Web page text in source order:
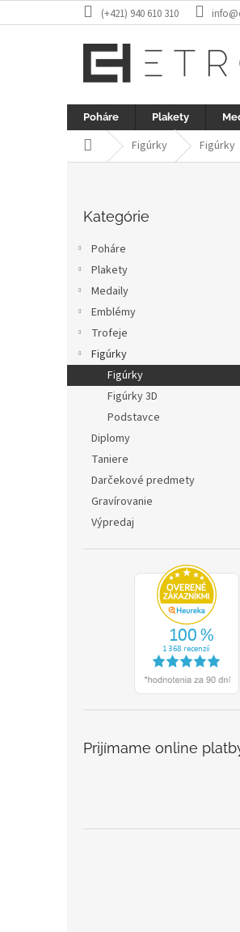
na
(+421) 940 610 310
Poháre Plakety
DomovFigúrky Figúrky
kategórie
Kategórie
Poháre
Plakety
Medaily
Emblémy
Trofeje
Figúrky
Figúrky
Figúrky 3D
Podstavce
Diplomy
Taniere
Darčekové predmety
Gravírovanie
Výpredaj
Prijímame online